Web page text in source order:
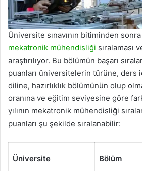
Üniversite sınavının bitiminden
mekatronik mühendisliği sıralaması
araştırılıyor. Bu bölümün başarı
puanları üniversitelerin türüne, ders
diline, hazırlıklık bölümünün olup
oranına ve eğitim seviyesine göre
yılının mekatronik mühendisliği
puanları şu şekilde sıralanabilir:
Üniversite Bölüm